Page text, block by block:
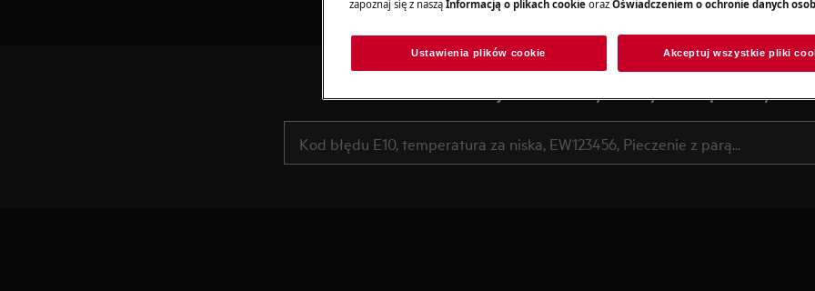
zapoznaj się z naszą Informacją o plikach cookie oraz Oświadczeniem o ochronie danych
Ustawienia plików cookie Akceptuj wszystkie pliki